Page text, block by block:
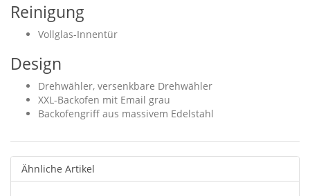
Reinigung
Vollglas-Innentür
Design
Drehwähler, versenkbare Drehwähler
XXL-Backofen mit Email grau
Backofengriff aus massivem Edelstahl
Ähnliche Artikel